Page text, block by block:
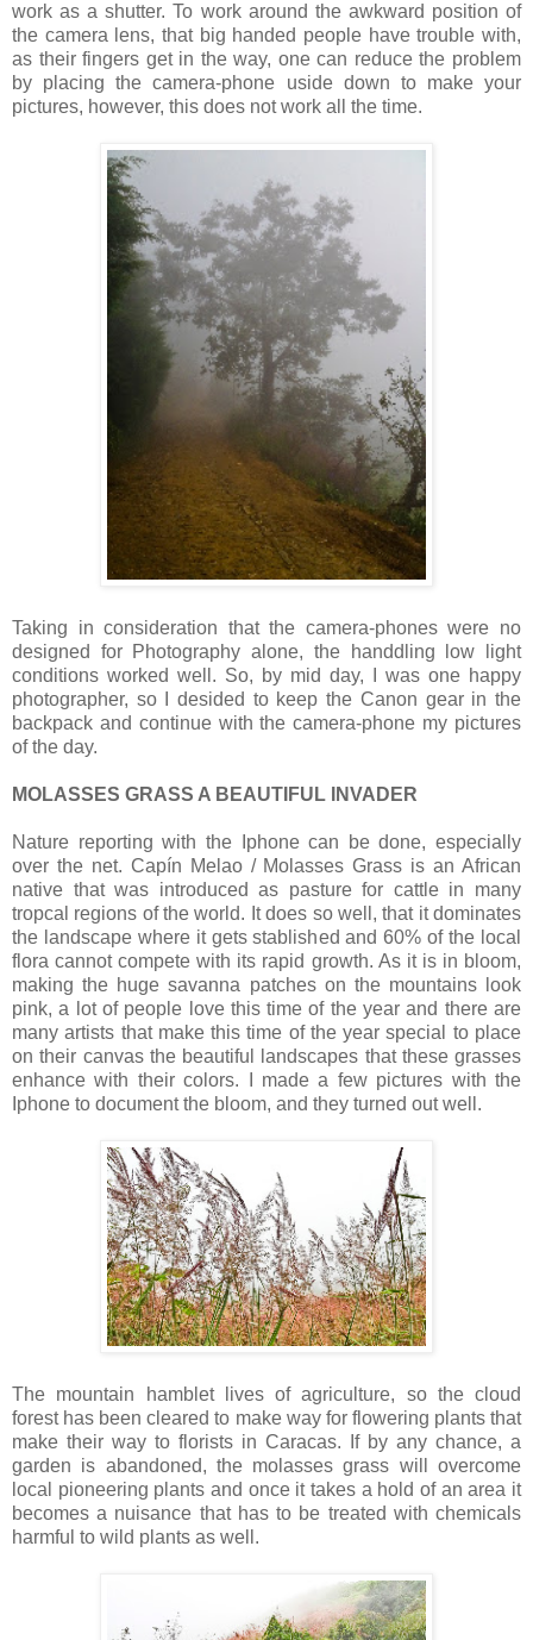
work as a shutter. To work around the awkward position of
the camera lens, that big handed people have trouble with,
as their fingers get in the way, one can reduce the problem
by placing the camera-phone uside down to make your
pictures, however, this does not work all the time.
Taking in consideration that the camera-phones were no
designed for Photography alone, the handdling low light
conditions worked well. So, by mid day, I was one happy
photographer, so I desided to keep the Canon gear in the
backpack and continue with the camera-phone my pictures
of the day.
MOLASSES GRASS A BEAUTIFUL INVADER
Nature reporting with the Iphone can be done, especially
over the net. Capín Melao / Molasses Grass is an African
native that was introduced as pasture for cattle in many
tropcal regions of the world. It does so well, that it dominates
the landscape where it gets stablished and 60% of the local
flora cannot compete with its rapid growth. As it is in bloom,
making the huge savanna patches on the mountains look
pink, a lot of people love this time of the year and there are
many artists that make this time of the year special to place
on their canvas the beautiful landscapes that these grasses
enhance with their colors. I made a few pictures with the
Iphone to document the bloom, and they turned out well.
The mountain hamblet lives of agriculture, so the cloud
forest has been cleared to make way for flowering plants that
make their way to florists in Caracas. If by any chance, a
garden is abandoned, the molasses grass will overcome
local pioneering plants and once it takes a hold of an area it
becomes a nuisance that has to be treated with chemicals
harmful to wild plants as well.